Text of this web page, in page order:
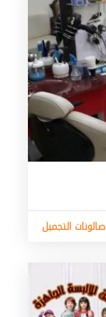
صالونات التجميل